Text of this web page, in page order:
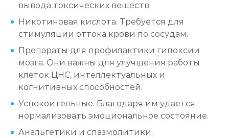
от 3 500 ₽/сутки
Лечение подросткового алкоголизма
от 4 500 ₽/сутки Записаться
Социализация алкоголиков
вывода токсических веществ.
Никотиновая кислота. Требуется для
стимуляции оттока крови по сосудам.
Препараты для профилактики гипоксии
мозга. Они важны для улучшения работы
клеток ЦНС, интеллектуальных и
когнитивных способностей.
Успокоительные. Благодаря им удается
нормализовать эмоциональное состояние.
Анальгетики и спазмолитики.